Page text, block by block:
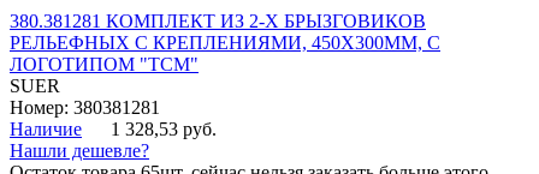
380.381281 КОМПЛЕКТ ИЗ 2-Х БРЫЗГОВИКОВ
РЕЛЬЕФНЫХ С КРЕПЛЕНИЯМИ, 450Х300ММ, С
ЛОГОТИПОМ "ТСМ"
SUER
Номер: 380381281
Наличие
1 328,53 руб.
Нашли дешевле?